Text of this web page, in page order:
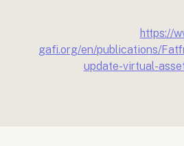
https://
gafi.org/en/publications/
update-virtual-